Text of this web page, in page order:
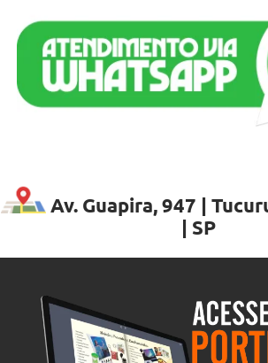
Av. Guapira, 947 |
| SP